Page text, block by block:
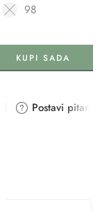
98
KUPI SADA
Postavi pitanje